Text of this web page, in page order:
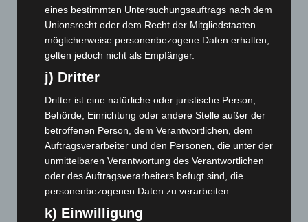
Februar 2025
(96)
Januar 2025(88)
Dezember 2024(89)
November 2024(94)
Oktober 2024 (93)
September 2024(112)
August 2024(107)
Juli 2024(89)
(107)
Mai 2024(149)
eines bestimmten Untersuchungsauftrags nach dem
Unionsrecht oder dem Recht der Mitgliedstaaten
möglicherweise personenbezogene Daten erhalten,
gelten jedoch nicht als Empfänger.
j) Dritter
Dritter ist eine natürliche oder juristische Person,
Behörde, Einrichtung oder andere Stelle außer der
betroffenen Person, dem Verantwortlichen, dem
Auftragsverarbeiter und den Personen, die unter der
unmittelbaren Verantwortung des Verantwortlichen
oder des Auftragsverarbeiters befugt sind, die
personenbezogenen Daten zu verarbeiten.
k) Einwilligung